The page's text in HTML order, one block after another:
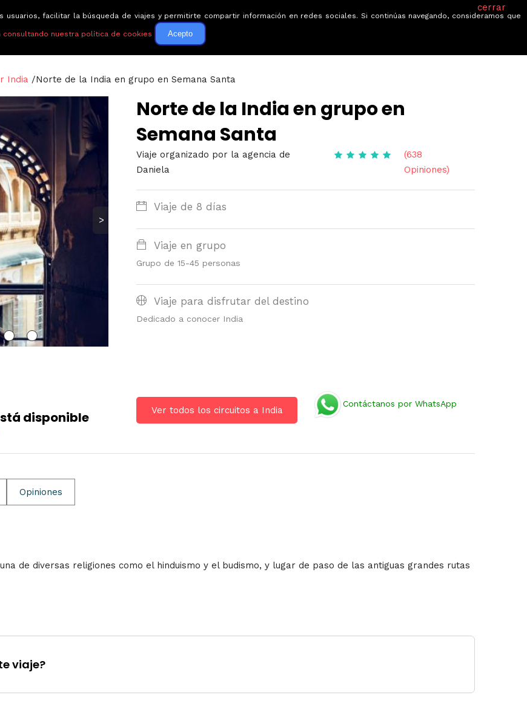
Circuitos Guías de viaje Ofertas Blog Quiénes somos
India /Norte de la India en grupo en Semana Santa
>
Norte de la India en grupo en
Semana Santa
Viaje organizado por la agencia de
Daniela
(638
Opiniones)
Viaje de 8 días
Viaje en grupo
Grupo de 15-45 personas
Viaje para disfrutar del destino
Dedicado a conocer India
disponible Ver todos los circuitos a India
Contáctanos por WhatsApp
Opiniones
de diversas religiones como el hinduismo y el budismo, y lugar de paso de las antiguas grandes rutas
viaje?
cerrar
facilitar la búsqueda de viajes y permitirte compartir información en redes sociales. Si continúas navegando, consideramos que
consultando nuestra política de cookies Acepto